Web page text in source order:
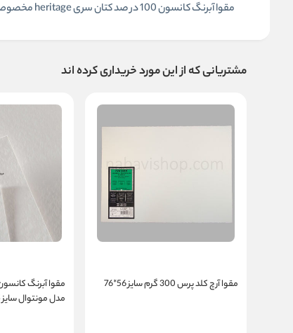
مقوا آبرنگ کانسون 100 در صد کتان سری heritage مخصوص ابرنگ ساخت کشور فرانسه با بافت متوسط کلد پرس برای جلوه بیشتر کار
مشتریانی که از این مورد خریداری کرده اند
مقوا آرچ کلد پرس 300 گرم سایز 56*76
مدل مونتوال سایز 50x65 سانتی متر